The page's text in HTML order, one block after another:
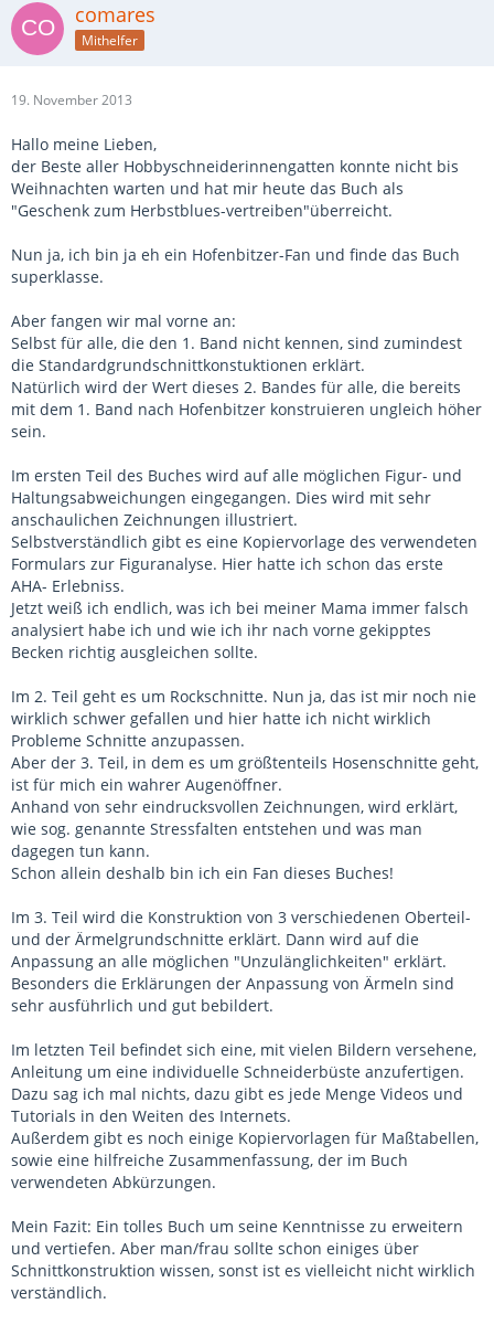
comares
Mithelfer
19. November 2013
Hallo meine Lieben,
der Beste aller Hobbyschneiderinnengatten konnte nicht bis
Weihnachten warten und hat mir heute das Buch als
"Geschenk zum Herbstblues-vertreiben"überreicht.
Nun ja, ich bin ja eh ein Hofenbitzer-Fan und finde das Buch
superklasse.
Aber fangen wir mal vorne an:
Selbst für alle, die den 1. Band nicht kennen, sind zumindest
die Standardgrundschnittkonstuktionen erklärt.
Natürlich wird der Wert dieses 2. Bandes für alle, die bereits
mit dem 1. Band nach Hofenbitzer konstruieren ungleich höher
sein.
Im ersten Teil des Buches wird auf alle möglichen Figur- und
Haltungsabweichungen eingegangen. Dies wird mit sehr
anschaulichen Zeichnungen illustriert.
Selbstverständlich gibt es eine Kopiervorlage des verwendeten
Formulars zur Figuranalyse. Hier hatte ich schon das erste
AHA- Erlebniss.
Jetzt weiß ich endlich, was ich bei meiner Mama immer falsch
analysiert habe ich und wie ich ihr nach vorne gekipptes
Becken richtig ausgleichen sollte.
Im 2. Teil geht es um Rockschnitte. Nun ja, das ist mir noch nie
wirklich schwer gefallen und hier hatte ich nicht wirklich
Probleme Schnitte anzupassen.
Aber der 3. Teil, in dem es um größtenteils Hosenschnitte geht,
ist für mich ein wahrer Augenöffner.
Anhand von sehr eindrucksvollen Zeichnungen, wird erklärt,
wie sog. genannte Stressfalten entstehen und was man
dagegen tun kann.
Schon allein deshalb bin ich ein Fan dieses Buches!
Im 3. Teil wird die Konstruktion von 3 verschiedenen Oberteil-
und der Ärmelgrundschnitte erklärt. Dann wird auf die
Anpassung an alle möglichen "Unzulänglichkeiten" erklärt.
Besonders die Erklärungen der Anpassung von Ärmeln sind
sehr ausführlich und gut bebildert.
Im letzten Teil befindet sich eine, mit vielen Bildern versehene,
Anleitung um eine individuelle Schneiderbüste anzufertigen.
Dazu sag ich mal nichts, dazu gibt es jede Menge Videos und
Tutorials in den Weiten des Internets.
Außerdem gibt es noch einige Kopiervorlagen für Maßtabellen,
sowie eine hilfreiche Zusammenfassung, der im Buch
verwendeten Abkürzungen.
Mein Fazit: Ein tolles Buch um seine Kenntnisse zu erweitern
und vertiefen. Aber man/frau sollte schon einiges über
Schnittkonstruktion wissen, sonst ist es vielleicht nicht wirklich
verständlich.